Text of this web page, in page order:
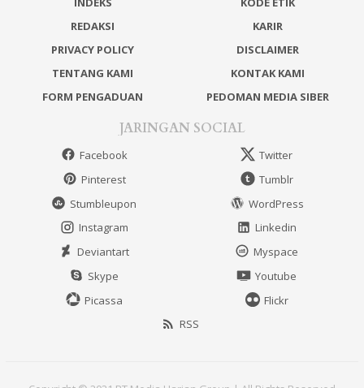
REDAKSI
KARIR
PRIVACY POLICY
DISCLAIMER
TENTANG KAMI
KONTAK KAMI
FORM PENGADUAN
PEDOMAN MEDIA SIBER
JARINGAN SOCIAL
Facebook
Twitter
Pinterest
Tumblr
Stumbleupon
WordPress
Instagram
Linkedin
Deviantart
Myspace
Skype
Youtube
Picassa
Flickr
RSS